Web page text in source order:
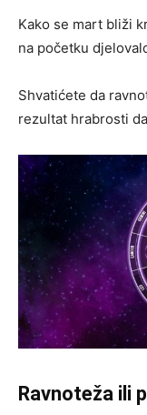
Kako se mart bliži
na početku
Shvatićete da
rezultat hrabrosti
Ravnoteža ili